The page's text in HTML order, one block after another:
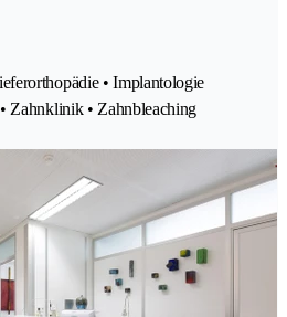
• Implantologie
Zahnklinik • Zahnbleaching